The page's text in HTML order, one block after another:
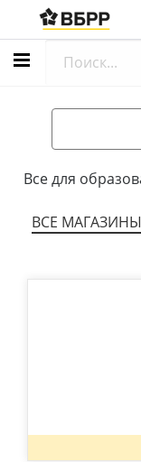
Все для
ВСЕ МАГАЗИНЫ